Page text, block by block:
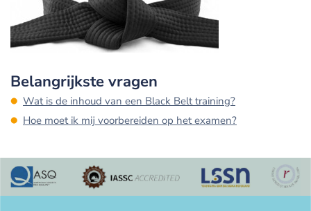
Belangrijkste vragen
Wat is de inhoud van een Black Belt training?
Hoe moet ik mij voorbereiden op het examen?